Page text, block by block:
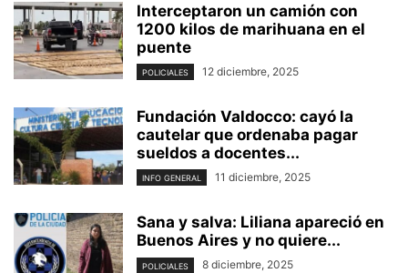
Interceptaron un camión con
1200 kilos de marihuana en el
puente
POLICIALES 12 diciembre, 2025
Fundación Valdocco: cayó la
cautelar que ordenaba pagar
sueldos a docentes...
INFO GENERAL 11 diciembre, 2025
Sana y salva: Liliana apareció en
Buenos Aires y no quiere...
POLICIALES 8 diciembre, 2025